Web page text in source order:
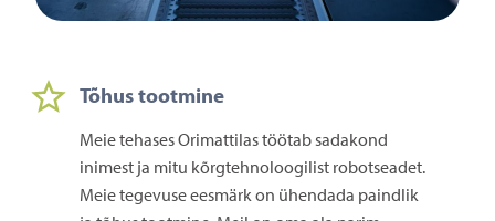
Tõhus tootmine
Meie tehases Orimattilas töötab sadakond
inimest ja mitu kõrgtehnoloogilist robotseadet.
Meie tegevuse eesmärk on ühendada paindlik